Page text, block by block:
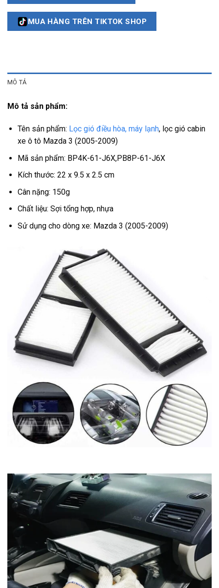
MUA HÀNG TRÊN TIKTOK SHOP
MÔ TẢ
Mô tả sản phẩm:
Tên sản phẩm: Lọc gió điều hòa, máy lạnh, lọc gió cabin
xe ô tô Mazda 3 (2005-2009)
Mã sản phẩm: BP4K-61-J6X,PB8P-61-J6X
Kích thước: 22 x 9.5 x 2.5 cm
Cân nặng: 150g
Chất liệu: Sợi tổng hợp, nhựa
Sử dụng cho dòng xe: Mazda 3 (2005-2009)